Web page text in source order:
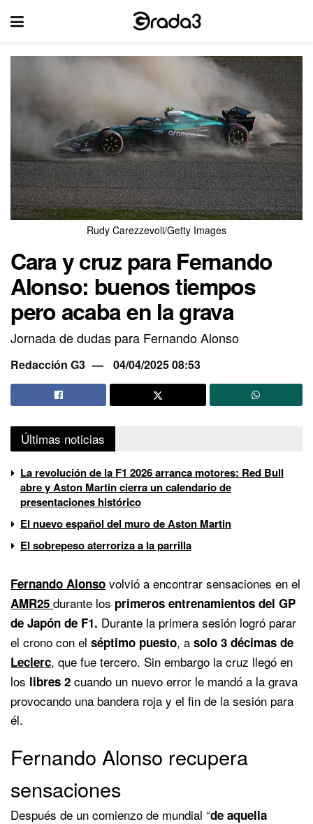
Rudy Carezzevoli/Getty Images
Cara y cruz para Fernando
Alonso: buenos tiempos
pero acaba en la grava
Jornada de dudas para Fernando Alonso
Redacción G3 04/04/2025 08:53
Últimas noticias
La revolución de la F1 2026 arranca motores: Red Bull
abre y Aston Martin cierra un calendario de
presentaciones histórico
El nuevo español del muro de Aston Martin
El sobrepeso aterroriza a la parrilla
Fernando Alonso volvió a encontrar sensaciones en el
AMR25 durante los primeros entrenamientos del GP
de Japón de F1. Durante la primera sesión logró parar
el crono con el séptimo puesto, a solo 3 décimas de
Leclerc, que fue tercero. Sin embargo la cruz llegó en
los libres 2 cuando un nuevo error le mandó a la grava
provocando una bandera roja y el fin de la sesión para
él.
Fernando Alonso recupera
sensaciones
Después de un comienzo de mundial “de aquella